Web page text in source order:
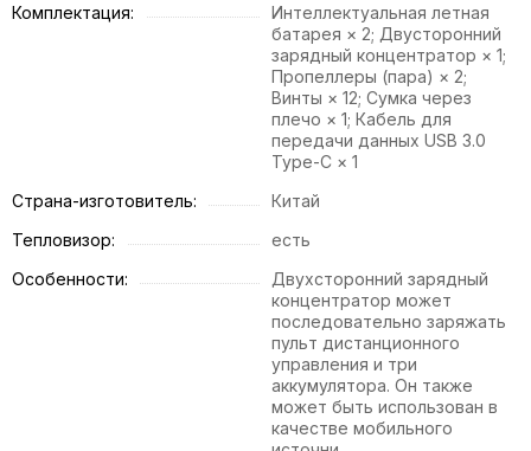
Комплектация:
Интеллектуальная летная
батарея × 2; Двусторонний
зарядный концентратор × 1;
Пропеллеры (пара) × 2;
Винты × 12; Сумка через
плечо × 1; Кабель для
передачи данных USB 3.0
Type-C × 1
Страна-изготовитель:
Китай
Тепловизор:
есть
Особенности:
Двухсторонний зарядный
концентратор может
последовательно заряжать
пульт дистанционного
управления и три
аккумулятора. Он также
может быть использован в
качестве мобильного